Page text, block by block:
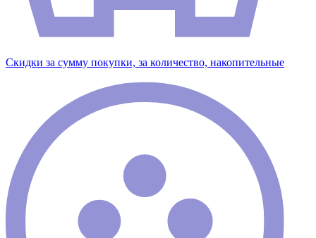
Скидки за сумму покупки, за количество, накопительные